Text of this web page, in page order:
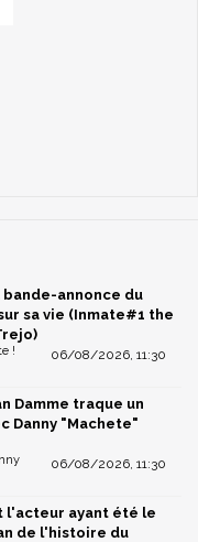
bande-annonce du
sa vie (Inmate#1 the
06/08/2026, 11:30
!
Damme traque un
Danny "Machete"
06/08/2026, 11:30
l'acteur ayant été le
de l'histoire du